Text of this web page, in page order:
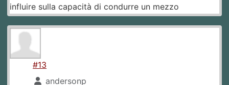
influire sulla capacità di condurre un mezzo
#13
andersonp